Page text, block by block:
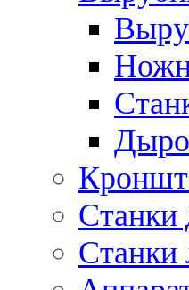
Станки
Станки